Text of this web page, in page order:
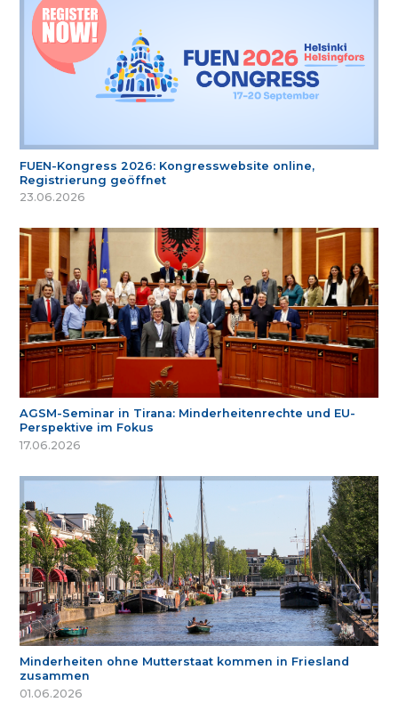
FUEN-Kongress 2026: Kongresswebsite online,
Registrierung geöffnet
23.06.2026
AGSM-Seminar in Tirana: Minderheitenrechte und EU-
Perspektive im Fokus
17.06.2026
Minderheiten ohne Mutterstaat kommen in Friesland
zusammen
01.06.2026